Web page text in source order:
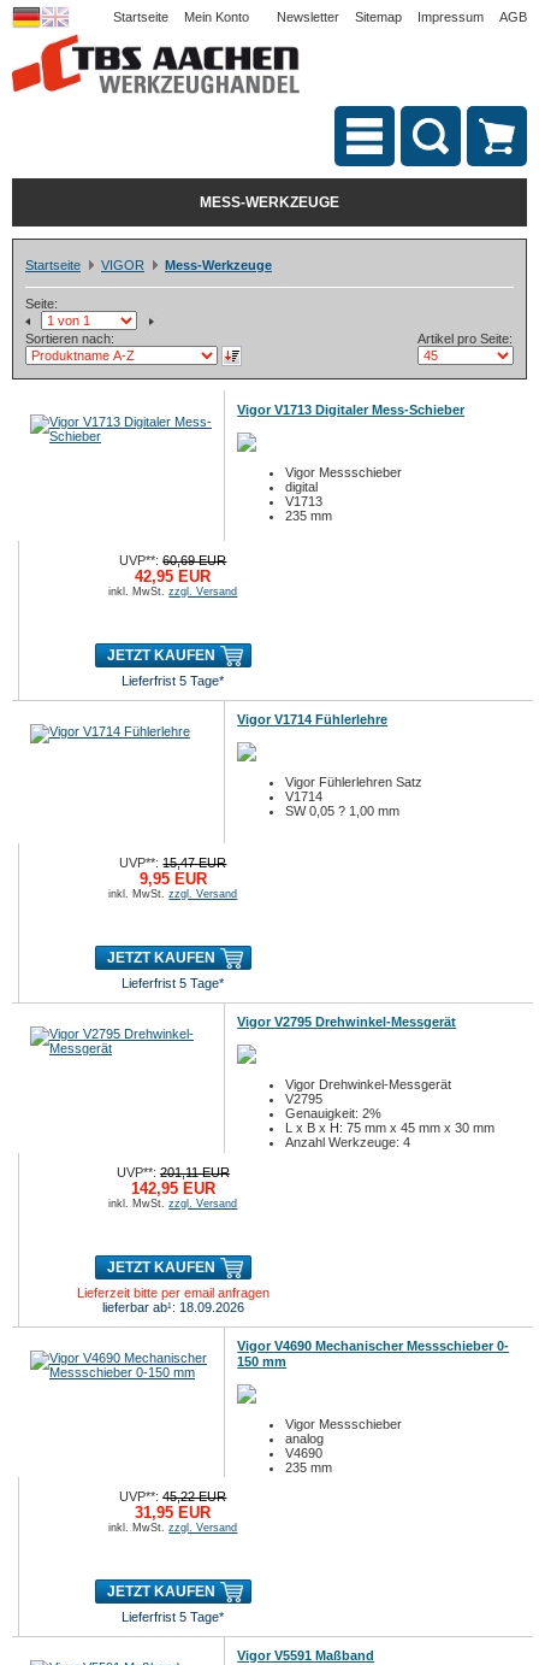
Startseite Mein Konto Newsletter Sitemap Impressum AGB
MESS-WERKZEUGE
Startseite VIGOR Mess-Werkzeuge
Seite:
Sortieren nach: Artikel pro Seite:
Vigor V1713 Digitaler Mess-Schieber
Vigor Messschieber
digital
V1713
235 mm
UVP**:60,69 EUR
42,95 EUR
inkl. MwSt.zzgl. Versand
JETZT KAUFEN
Lieferfrist 5 Tage*
Vigor V1714 Fühlerlehre
Vigor Fühlerlehren Satz
V1714
SW 0,05 ? 1,00 mm
UVP**:15,47 EUR
9,95 EUR
inkl. MwSt.zzgl. Versand
JETZT KAUFEN
Lieferfrist 5 Tage*
Vigor V2795 Drehwinkel-Messgerät
Vigor Drehwinkel-Messgerät
V2795
Genauigkeit: 2%
L x B x H: 75 mm x 45 mm x 30 mm
Anzahl Werkzeuge: 4
UVP**:201,11 EUR
142,95 EUR
inkl. MwSt.zzgl. Versand
JETZT KAUFEN
Lieferzeit bitte per email anfragen
lieferbar ab¹: 18.09.2026
Vigor V4690 Mechanischer Messschieber 0-
150 mm
Vigor Messschieber
analog
V4690
235 mm
UVP**:45,22 EUR
31,95 EUR
inkl. MwSt.zzgl. Versand
JETZT KAUFEN
Lieferfrist 5 Tage*
Vigor V5591 Maßband